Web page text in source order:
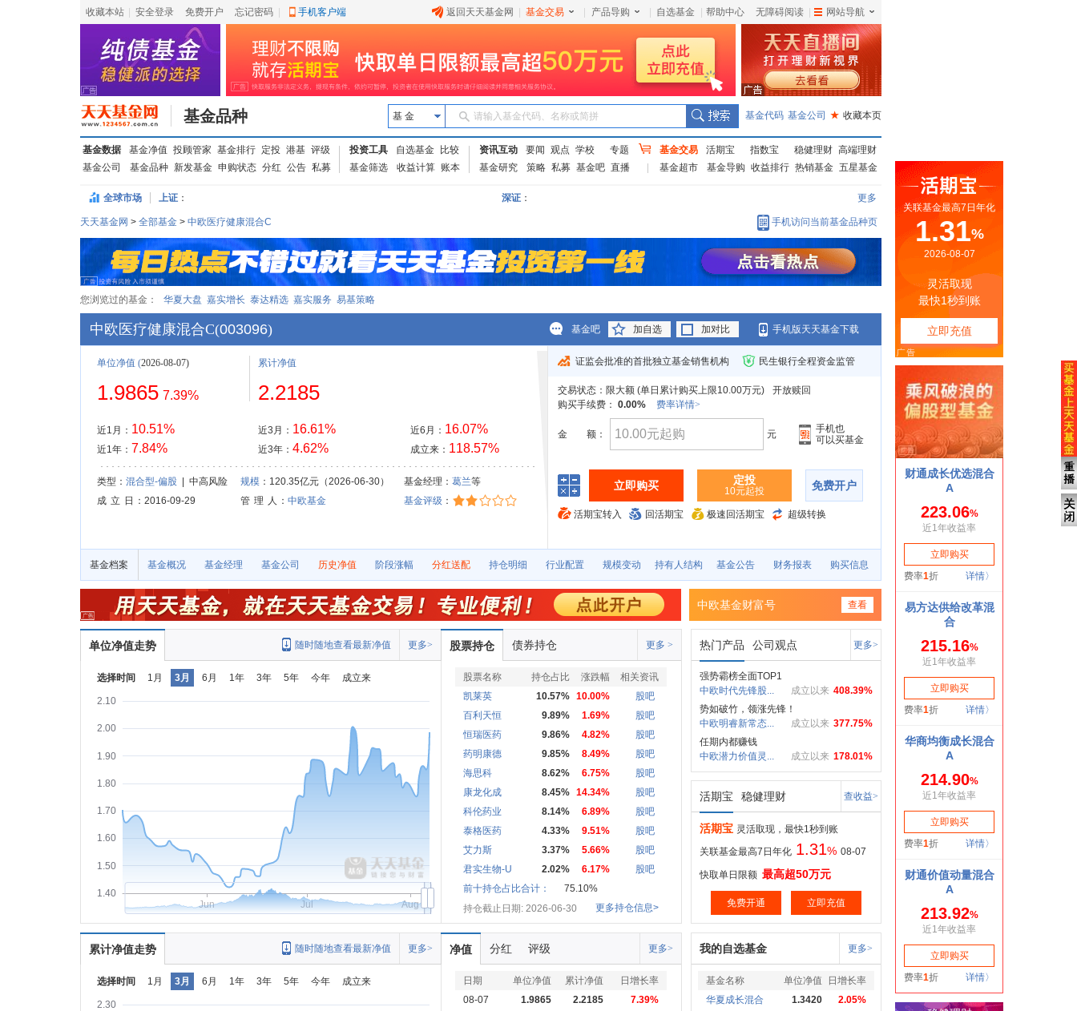
收藏本站 安全登录 免费开户 忘记密码 手机客户端 返回天天基金网 基金交易 产品导购 自选基金 帮助中心 无障碍阅读 网站导航
基金品种 基 金 请输入基金代码、名称或简拼 基金代码 基金公司 ★ 收藏本页
基金数据 基金净值 投顾管家 基金排行 定投 港基 评级
基金公司
基金品种 新发基金 申购状态 分红 公告 私募
投资工具 自选基金
比较
基金筛选
收益计算 账本
资讯互动 要闻 观点 学校
专题
基金研究
策略 私募 基金吧 直播
基金交易 活期宝 指数宝 稳健理财 高端理财
基金超市
基金导购 收益排行 热销基金 五星基金
全球市场 上证： 深证： 更多
天天基金网 > 全部基金 > 中欧医疗健康混合C 手机访问当前基金品种页
您浏览过的基金： 华夏大盘 嘉实增长 泰达精选 嘉实服务 易基策略
中欧医疗健康混合C(003096) 基金吧 加自选 加对比 手机版天天基金下载
单位净值 (2026-08-07)
1.9865 7.39%
近1月： 10.51%
近1年： 7.84%
累计净值
2.2185
近3月： 16.61%
近3年： 4.62%
近6月： 16.07%
成立来： 118.57%
类型： 混合型-偏股| 中高风险 规模：120.35亿元（2026-06-30） 基金经理： 葛兰等
成 立 日
：2016-09-29 管 理 人 ： 中欧基金 基金评级 ：
证监会批准的首批独立基金销售机构 民生银行全程资金监管
交易状态： 限大额 (单日累计购买上限10.00万元)
开放赎回
购买手续费： 0.00% 费率详情>
金 额： 元
手机也
可以买基金
立即购买 定投
10元起投 免费开户
活期宝转入 回活期宝 极速回活期宝 超级转换
基金档案 基金概况 基金经理 基金公司 历史净值 阶段涨幅 分红送配 持仓明细 行业配置 规模变动 持有人结构 基金公告 财务报表 购买信息
中欧基金财富号 查看
单位净值走势 更多>
随时随地查看最新净值
选择时间 1月 3月 6月 1年 3年 5年 今年 成立来
1.40
1.50
1.60
1.70
1.80
1.90
2.00
2.10
Jun Jul Aug
股票持仓 债券持仓 更多 >
股票名称 持仓占比 涨跌幅
相关资讯
凯莱英
10.57% 10.00%
股吧
百利天恒
9.89% 1.69%
股吧
恒瑞医药
9.86% 4.82%
股吧
药明康德
9.85% 8.49%
股吧
海思科
8.62% 6.75%
股吧
康龙化成
8.45% 14.34%
股吧
科伦药业
8.14% 6.89%
股吧
泰格医药
4.33% 9.51%
股吧
艾力斯
3.37% 5.66%
股吧
君实生物-U
2.02% 6.17%
股吧
前十持仓占比合计：
75.10%
持仓截止日期: 2026-06-30
更多持仓信息>
热门产品 公司观点 更多>
强势霸榜全面TOP1
408.39%
成立以来
中欧时代先锋股...
势如破竹，领涨先锋！
377.75%
成立以来
中欧明睿新常态...
任期内都赚钱
178.01%
成立以来
中欧潜力价值灵...
活期宝 稳健理财 查收益>
活期宝 灵活取现，最快1秒到账
关联基金最高7日年化 1.31% 08-07
快取单日限额 最高超50万元
免费开通 立即充值
累计净值走势 更多>
随时随地查看最新净值
选择时间 1月 3月 6月 1年 3年 5年 今年 成立来
2.30
净值 分红 评级 更多>
日期 单位净值 累计净值
日增长率
08-07
1.9865 2.2185
7.39%
我的自选基金 更多>
基金名称 单位净值
日增长率
华夏成长混合
1.3420
2.05%